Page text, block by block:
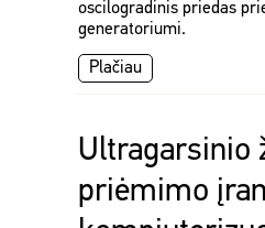
oscilogradinis priedas
generatoriumi.
Plačiau
Ultragarsinio
priėmimo